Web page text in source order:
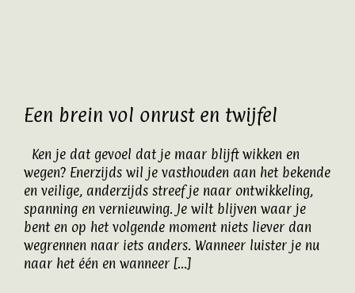
Online platform
Artikelen
Contact
Een brein vol onrust en twijfel
Ken je dat gevoel dat je maar blijft wikken en
wegen? Enerzijds wil je vasthouden aan het bekende
en veilige, anderzijds streef je naar ontwikkeling,
spanning en vernieuwing. Je wilt blijven waar je
bent en op het volgende moment niets liever dan
wegrennen naar iets anders. Wanneer luister je nu
naar het één en wanneer [...]